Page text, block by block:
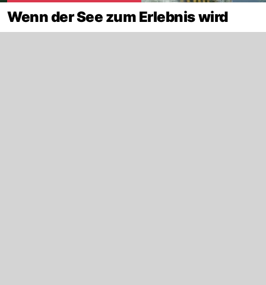
Wenn der See zum Erlebnis wird